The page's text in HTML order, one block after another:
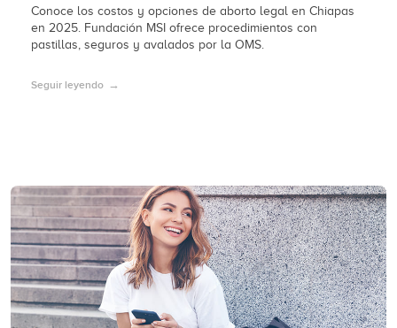
Conoce los costos y opciones de aborto legal en Chiapas
en 2025. Fundación MSI ofrece procedimientos con
pastillas, seguros y avalados por la OMS.
Seguir leyendo